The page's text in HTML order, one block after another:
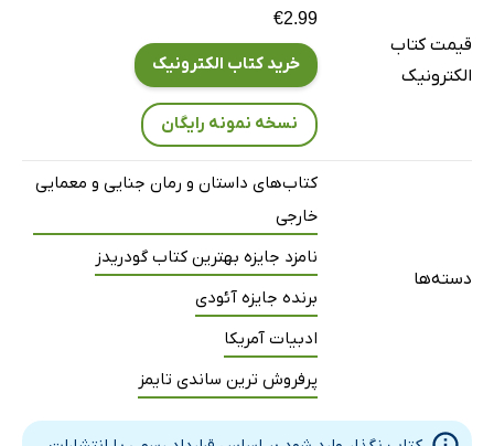
قیمت کتاب
الکترونیک
€2.99
خرید کتاب الکترونیک
نسخه نمونه رایگان
دسته‌ها
کتاب‌های داستان و رمان جنایی و معمایی
خارجی
نامزد جایزه بهترین کتاب گودریدز
برنده جایزه آئودی
ادبیات آمریکا
پرفروش ترین ساندی تایمز